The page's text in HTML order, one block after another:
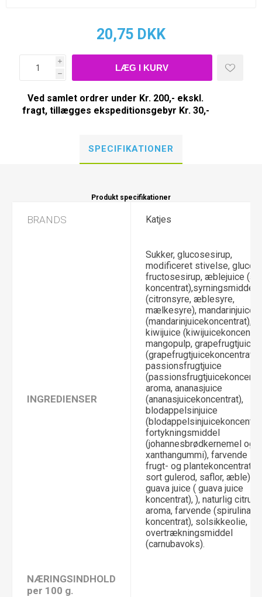
20,75 DKK
i
h
Ved samlet ordrer under Kr. 200,- ekskl.
fragt, tillægges ekspeditionsgebyr Kr. 30,-
SPECIFIKATIONER
Produkt specifikationer
BRANDS Katjes
INGREDIENSER
Sukker, glucosesirup,
modificeret stivelse,
fructosesirup, æblejuice
koncentrat),syrningsmiddel
(citronsyre, æblesyre,
mælkesyre), mandarinjuice
(mandarinjuicekoncentrat),
kiwijuice
mangopulp, grapefrugtjuice
(grapefrugtjuicekoncentrat), ,
passionsfrugtjuice
aroma, ananasjuice
(ananasjuicekoncentrat),
blodappelsinjuice
fortykningsmiddel
(johannesbrødkernemel og
xanthangummi), farvende
frugt- og plantekoncentrater
sort gulerod, saflor, æble),
guava juice ( guava juice
koncentrat), ), naturlig citrus
aroma, farvende (spirulina
koncentrat), solsikkeolie,
overtrækningsmiddel
(carnubavoks).
NÆRINGSINDHOLD
per 100 g.